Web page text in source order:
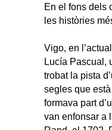
En el fons dels
les històries
Vigo, en
Lucía Pascual,
trobat la pista
segles que
formava part
van enfonsar a